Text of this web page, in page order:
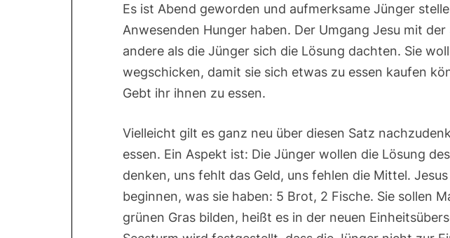
Es ist Abend geworden und aufmerksame Jünger
Anwesenden Hunger haben. Der Umgang Jesu mit
andere als die Jünger sich die Lösung dachten. Sie
wegschicken, damit sie sich etwas zu essen kaufen
Gebt ihr ihnen zu essen.
Vielleicht gilt es ganz neu über diesen Satz
essen. Ein Aspekt ist: Die Jünger wollen die Lösung
denken, uns fehlt das Geld, uns fehlen die Mittel.
beginnen, was sie haben: 5 Brot, 2 Fische. Sie sollen
grünen Gras bilden, heißt es in der neuen